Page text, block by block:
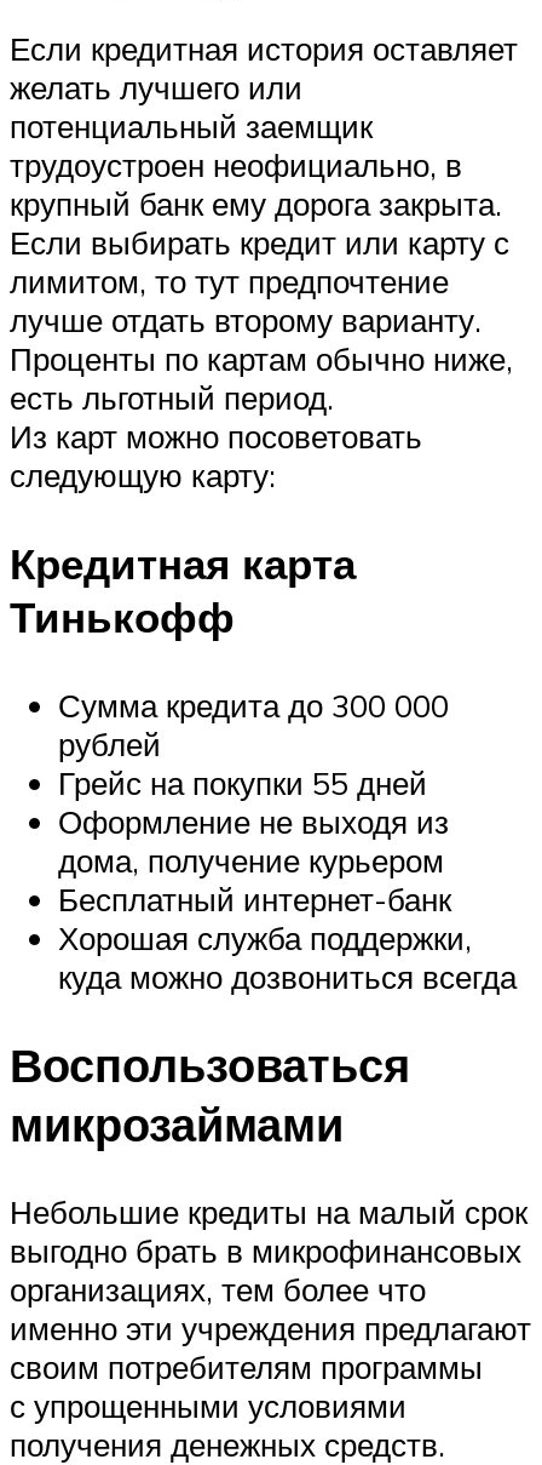
Если кредитная история оставляет
желать лучшего или
потенциальный заемщик
трудоустроен неофициально, в
крупный банк ему дорога закрыта.
Если выбирать кредит или карту с
лимитом, то тут предпочтение
лучше отдать второму варианту.
Проценты по картам обычно ниже,
есть льготный период.
Из карт можно посоветовать
следующую карту:
Кредитная карта
Тинькофф
Сумма кредита до 300 000
рублей
Грейс на покупки 55 дней
Оформление не выходя из
дома, получение курьером
Бесплатный интернет-банк
Хорошая служба поддержки,
куда можно дозвониться всегда
Воспользоваться
микрозаймами
Небольшие кредиты на малый срок
выгодно брать в микрофинансовых
организациях, тем более что
именно эти учреждения предлагают
своим потребителям программы
с упрощенными условиями
получения денежных средств.